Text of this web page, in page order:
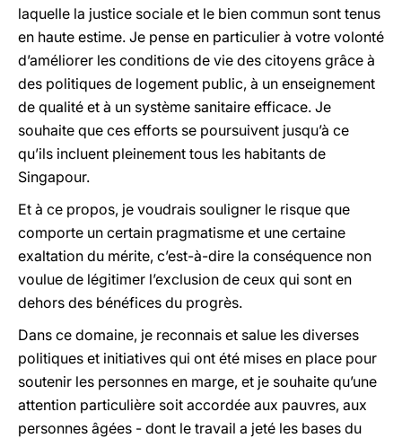
laquelle la justice sociale et le bien commun sont tenus
en haute estime. Je pense en particulier à votre volonté
d’améliorer les conditions de vie des citoyens grâce à
des politiques de logement public, à un enseignement
de qualité et à un système sanitaire efficace. Je
souhaite que ces efforts se poursuivent jusqu’à ce
qu’ils incluent pleinement tous les habitants de
Singapour.
Et à ce propos, je voudrais souligner le risque que
comporte un certain pragmatisme et une certaine
exaltation du mérite, c’est-à-dire la conséquence non
voulue de légitimer l’exclusion de ceux qui sont en
dehors des bénéfices du progrès.
Dans ce domaine, je reconnais et salue les diverses
politiques et initiatives qui ont été mises en place pour
soutenir les personnes en marge, et je souhaite qu’une
attention particulière soit accordée aux pauvres, aux
personnes âgées - dont le travail a jeté les bases du